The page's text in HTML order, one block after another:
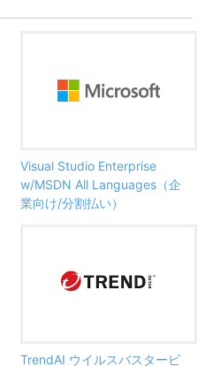
Visual Studio Enterprise
w/MSDN All Languages（企
業向け/分割払い）
TrendAI ウイルスバスタービ